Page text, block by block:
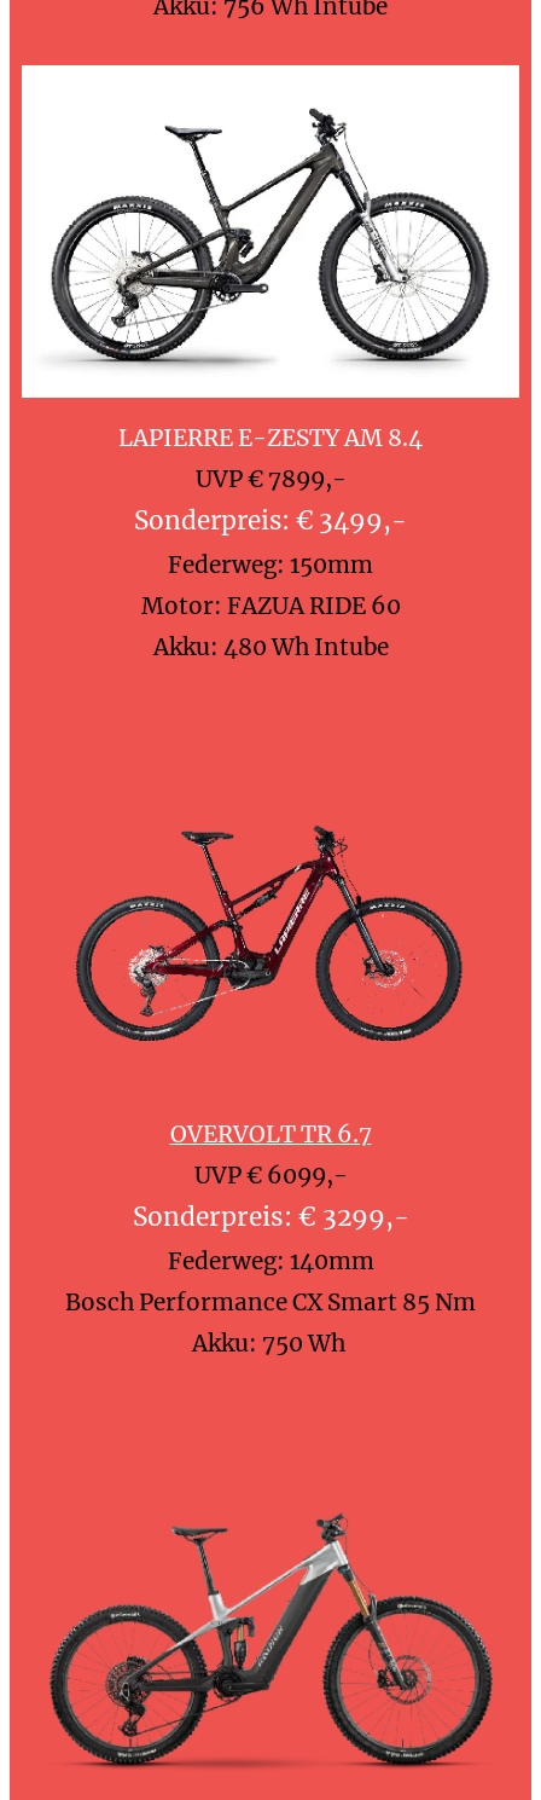
Akku: 756 Wh Intube
LAPIERRE E-ZESTY AM 8.4
UVP € 7899,-
Sonderpreis: € 3499,-
Federweg: 150mm
Motor: FAZUA RIDE 60
Akku: 480 Wh Intube
OVERVOLT TR 6.7
UVP € 6099,-
Sonderpreis: € 3299,-
Federweg: 140mm
Bosch Performance CX Smart 85 Nm
Akku: 750 Wh